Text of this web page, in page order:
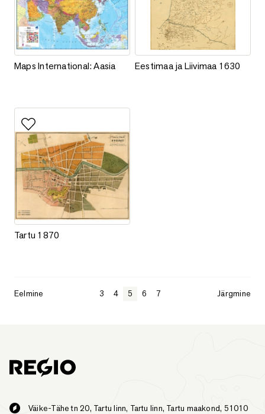
Maps International: Aasia
Maps International: Aasia Eestimaa ja Liivimaa 1630
Eestimaa ja Liivimaa 1630
Lisa lemmikutesse
Tartu 1870
Tartu 1870
Eelmine 3 4 5 6 7 Järgmine
Väike-Tähe tn 20, Tartu linn, Tartu linn, Tartu maakond, 51010